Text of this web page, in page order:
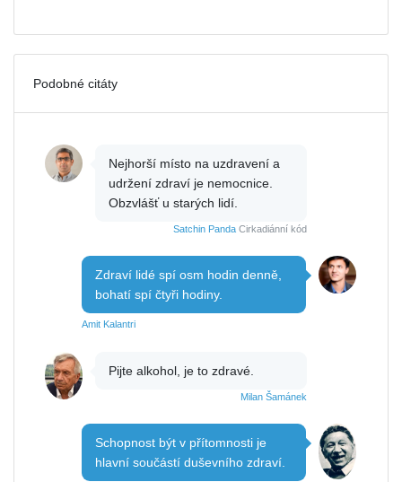
Podobné citáty
Nejhorší místo na uzdravení a
udržení zdraví je nemocnice.
Obzvlášť u starých lidí.
Satchin Panda Cirkadiánní kód
Zdraví lidé spí osm hodin denně,
bohatí spí čtyři hodiny.
Amit Kalantri
Pijte alkohol, je to zdravé.
Milan Šamánek
Schopnost být v přítomnosti je
hlavní součástí duševního zdraví.